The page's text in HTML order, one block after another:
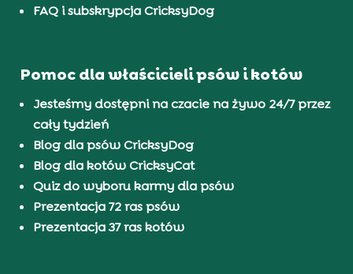
FAQ i subskrypcja CricksyDog
Pomoc dla właścicieli psów i kotów
Jesteśmy dostępni na czacie na żywo 24/7 przez
cały tydzień
Blog dla psów CricksyDog
Blog dla kotów CricksyCat
Quiz do wyboru karmy dla psów
Prezentacja 72 ras psów
Prezentacja 37 ras kotów